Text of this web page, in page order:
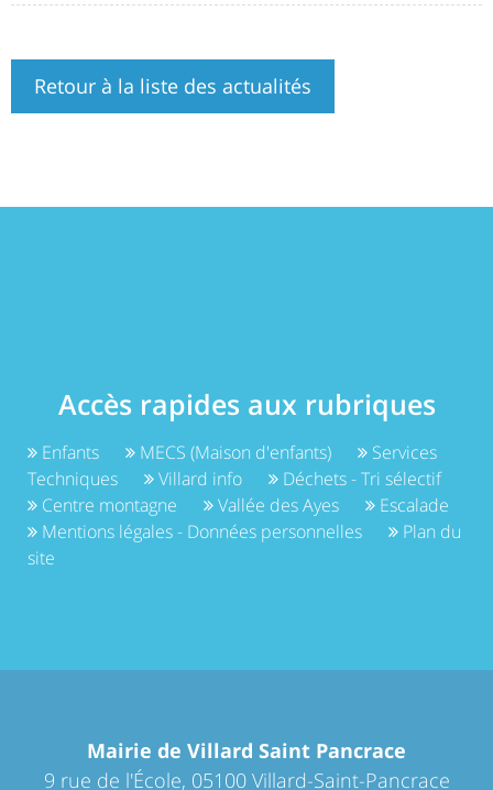
Retour à la liste des actualités
Accès rapides aux rubriques
Enfants MECS (Maison d'enfants)
Services
Techniques
Villard info
Déchets - Tri sélectif
Centre montagne
Vallée des Ayes
Escalade
Mentions légales - Données personnelles
Plan du
site
Mairie de Villard Saint Pancrace
9 rue de l'École, 05100 Villard-Saint-Pancrace